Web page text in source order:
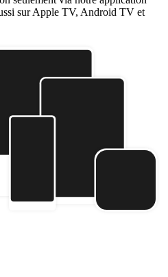
sur Apple TV, Android TV et